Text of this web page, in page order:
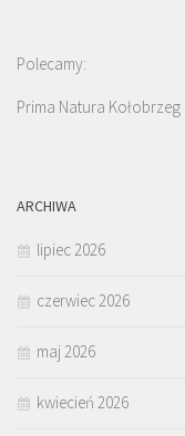
Polecamy:
Prima Natura Kołobrzeg
ARCHIWA
lipiec 2026
czerwiec 2026
maj 2026
kwiecień 2026